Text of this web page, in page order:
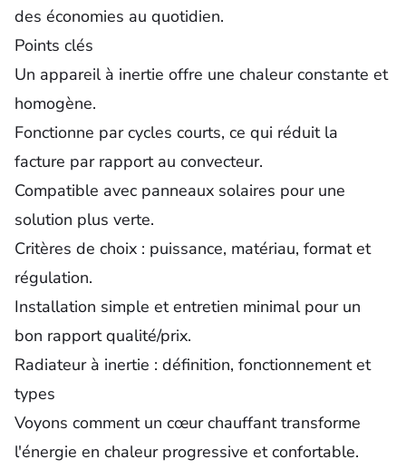
des économies au quotidien.
Points clés
Un appareil à inertie offre une chaleur constante et
homogène.
Fonctionne par cycles courts, ce qui réduit la
facture par rapport au convecteur.
Compatible avec panneaux solaires pour une
solution plus verte.
Critères de choix : puissance, matériau, format et
régulation.
Installation simple et entretien minimal pour un
bon rapport qualité/prix.
Radiateur à inertie : définition, fonctionnement et
types
Voyons comment un cœur chauffant transforme
l'énergie en chaleur progressive et confortable.